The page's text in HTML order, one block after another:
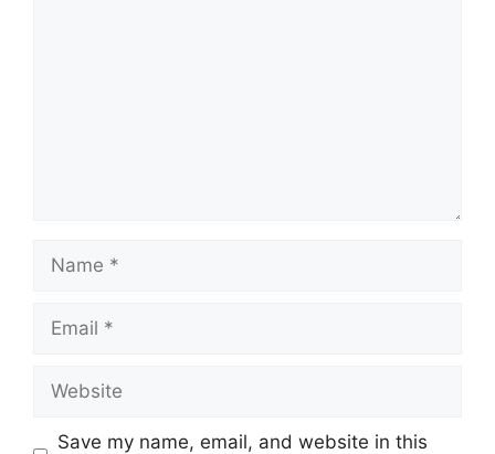
Save my name, email, and website in this